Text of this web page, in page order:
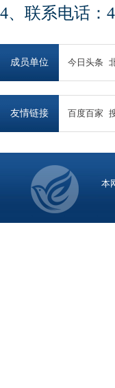
4、联系电话：
成员单位 今日头条
友情链接 百度百家
本